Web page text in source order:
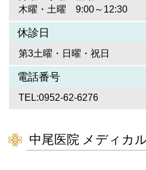
木曜・土曜 9:00～12:30
休診日
第3土曜・日曜・祝日
電話番号
TEL:0952-62-6276
中尾医院 メディカ